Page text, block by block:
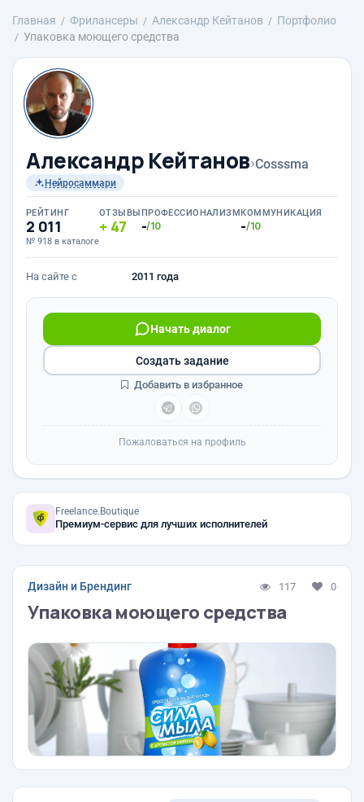
Главная Фрилансеры Александр Кейтанов
Портфолио
Упаковка моющего средства
Александр Кейтанов›Cosssma
Нейросаммари
РЕЙТИНГ
2 011
№ 918 в каталоге
ОТЗЫВЫ
47
ПРОФЕССИОНАЛИЗМ
-/10
КОММУНИКАЦИЯ
-/10
На сайте с 2011 года
Начать диалог
Создать задание
Добавить в избранное
Пожаловаться на профиль
Freelance.Boutique
Премиум-сервис для лучших исполнителей
Дизайн и Брендинг 117 0
Упаковка моющего средства